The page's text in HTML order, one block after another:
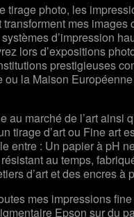
tirage photo, les
transforment mes images
d’impression
lors d’expositions
prestigieuses
ou la Maison
au marché de l’art ainsi
tirage d’art ou Fine art
entre : Un papier à pH
au temps,
d’art et des encres à
mes impressions
Epson sur du